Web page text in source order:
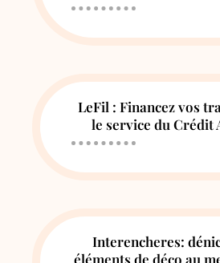
LeFil : Financez vos
le service du Crédit
Interencheres:
éléments de déco au